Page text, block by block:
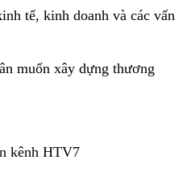
tế, kinh doanh và các vấn
muốn xây dựng thương
kênh HTV7